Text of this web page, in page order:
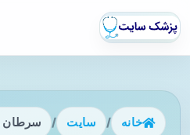
خانه / سایت / سرطان